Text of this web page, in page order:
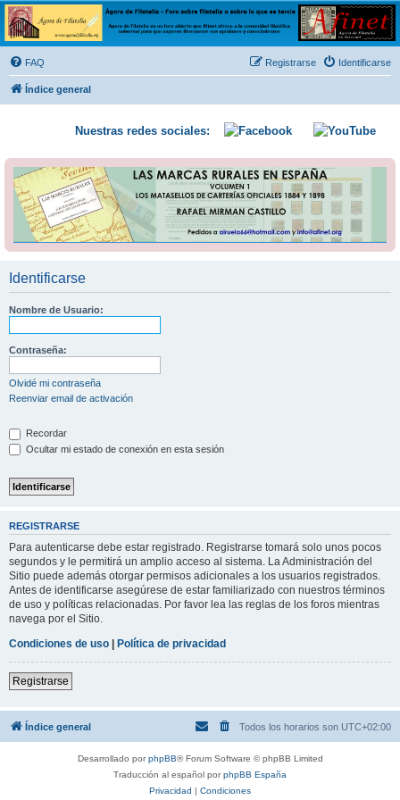
Ágora de Filatelia
Foro sobre filatelia o sobre lo que se tercie. Ágora de Filatelia es un foro abierto que Afinet
ofrece a la comunidad filatélica universal para que exprese libremente sus opiniones y
conocimientos
FAQ Identificarse
Registrarse
Índice general
Nuestras redes sociales:
Identificarse
Nombre de Usuario:
Contraseña:
Olvidé mi contraseña
Reenviar email de activación
Recordar
Ocultar mi estado de conexión en esta sesión
REGISTRARSE
Para autenticarse debe estar registrado. Registrarse tomará solo unos pocos
segundos y le permitirá un amplio acceso al sistema. La Administración del
Sitio puede además otorgar permisos adicionales a los usuarios registrados.
Antes de identificarse asegúrese de estar familiarizado con nuestros términos
de uso y políticas relacionadas. Por favor lea las reglas de los foros mientras
navega por el Sitio.
Condiciones de uso | Política de privacidad
Registrarse
Índice general Todos los horarios son UTC+02:00
Desarrollado porphpBB® Forum Software © phpBB Limited
Traducción al español porphpBB España
Privacidad | Condiciones